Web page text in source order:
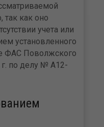
так как оно
учета или
установленного
ФАС Поволжского
г. по делу № А12-